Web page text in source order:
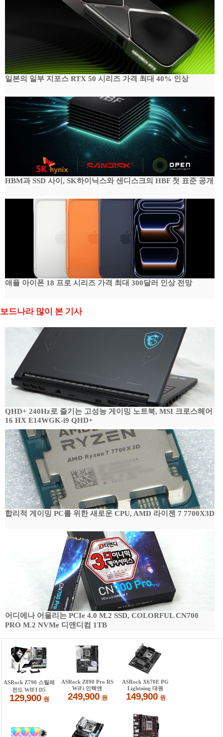
일본의 일부 지포스 RTX 50 시리즈 가격 최대 40% 인상
HBM과 SSD 사이, SK하이닉스와 샌디스크의 HBF 첫 표준 공개
애플 아이폰 18 프로 시리즈 가격 최대 300달러 인상 전망
보드나라 많이 본 기사
QHD+ 240Hz로 즐기는 고성능 게이밍 노트북, MSI 크로스헤어
16 HX E14WGK-i9 QHD+
합리적 게이밍 PC를 위한 새로운 CPU, AMD 라이젠 7 7700X3D
어디에나 어울리는 PCIe 4.0 M.2 SSD, COLORFUL CN700
PRO M.2 NVMe 디앤디컴 1TB